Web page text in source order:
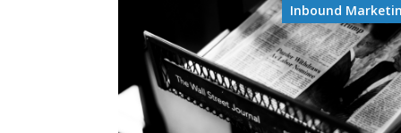
Inbound